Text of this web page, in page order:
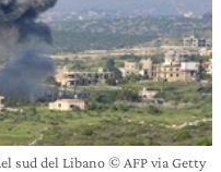
sud del Libano © AFP via Getty